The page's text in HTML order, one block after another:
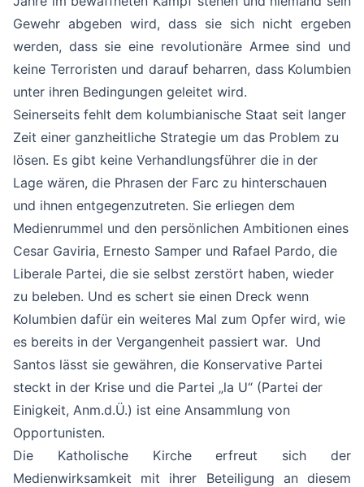
Gewehr abgeben wird, dass sie sich nicht ergeben
werden, dass sie eine revolutionäre Armee sind und
keine Terroristen und darauf beharren, dass Kolumbien
unter ihren Bedingungen geleitet wird.
Seinerseits fehlt dem kolumbianische Staat seit langer
Zeit einer ganzheitliche Strategie um das Problem zu
lösen. Es gibt keine Verhandlungsführer die in der
Lage wären, die Phrasen der Farc zu hinterschauen
und ihnen entgegenzutreten. Sie erliegen dem
Medienrummel und den persönlichen Ambitionen eines
Cesar Gaviria, Ernesto Samper und Rafael Pardo, die
Liberale Partei, die sie selbst zerstört haben, wieder
zu beleben. Und es schert sie einen Dreck wenn
Kolumbien dafür ein weiteres Mal zum Opfer wird, wie
es bereits in der Vergangenheit passiert war. Und
Santos lässt sie gewähren, die Konservative Partei
steckt in der Krise und die Partei „la U“ (Partei der
Einigkeit, Anm.d.Ü.) ist eine Ansammlung von
Opportunisten.
Die Katholische Kirche erfreut sich der
Medienwirksamkeit mit ihrer Beteiligung an diesem